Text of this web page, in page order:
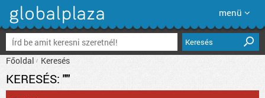
menü
Keresés
Főoldal Keresés
KERESÉS: ""